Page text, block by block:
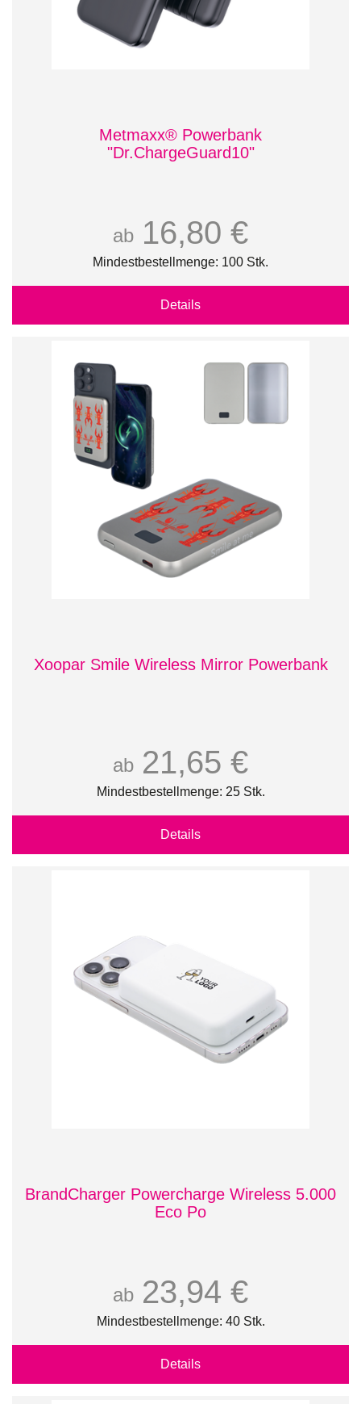
Metmaxx® Powerbank
"Dr.ChargeGuard10"
ab 16,80 €
Mindestbestellmenge: 100 Stk.
Details
Xoopar Smile Wireless Mirror Powerbank
ab 21,65 €
Mindestbestellmenge: 25 Stk.
Details
BrandCharger Powercharge Wireless 5.000
Eco Po
ab 23,94 €
Mindestbestellmenge: 40 Stk.
Details